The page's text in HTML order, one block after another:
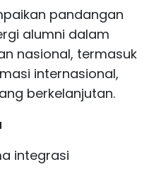
pandangan
alumni dalam
nasional, termasuk
internasional,
berkelanjutan.
integrasi